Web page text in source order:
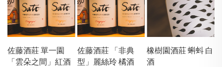
佐藤酒莊 單一園
「雲朵之間」紅酒
佐藤酒莊 「非典
型」麗絲玲 橘酒
橡樹園酒莊 蝌蚪 白
酒